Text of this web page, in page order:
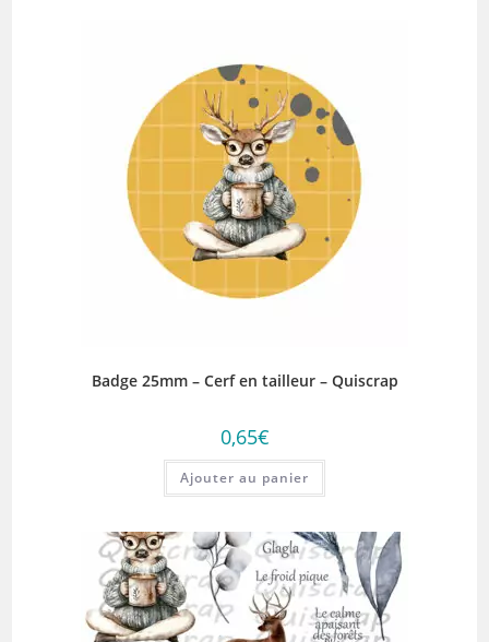
Badge 25mm – Cerf en tailleur – Quiscrap
0,65€
Ajouter au panier